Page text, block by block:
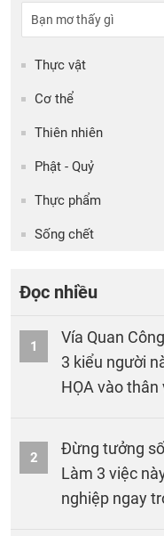
Thực vật
Cơ thể
Thiên nhiên
Phật - Quỷ
Thực phẩm
Sống chết
Đọc nhiều
1
Vía Quan
3 kiểu người
HỌA vào thân
2
Đừng tưởng
Làm 3 việc
nghiệp ngay